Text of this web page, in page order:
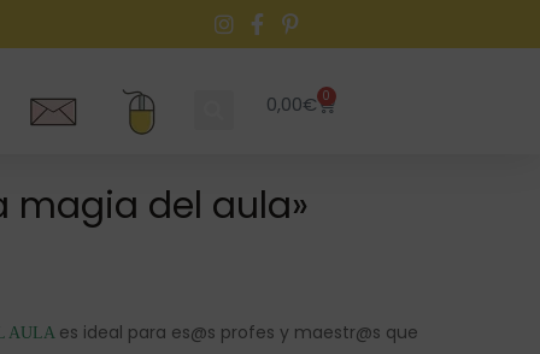
0,00€ 0
magia del aula»
AULA es ideal para es@s profes y maestr@s que